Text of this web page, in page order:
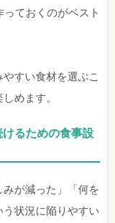
ておくのがベスト
すい食材を選ぶこ
めます。
るための食事設
が減った」「何を
状況に陥りやすい